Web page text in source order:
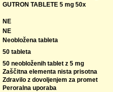
GUTRON TABLETE 5 mg 50x
NE
NE
Neobložena tableta
50 tableta
50 neobloženih tablet z 5 mg
Zaščitna elementa nista prisotna
Zdravilo z dovoljenjem za promet
Peroralna uporaba